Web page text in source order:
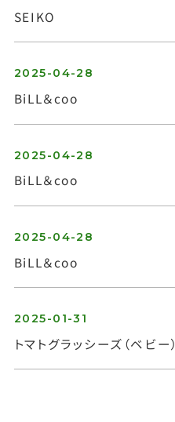
SEIKO
2025-04-28
BiLL＆coo
2025-04-28
BiLL＆coo
2025-04-28
BiLL＆coo
2025-01-31
トマトグラッシーズ（ベビー）